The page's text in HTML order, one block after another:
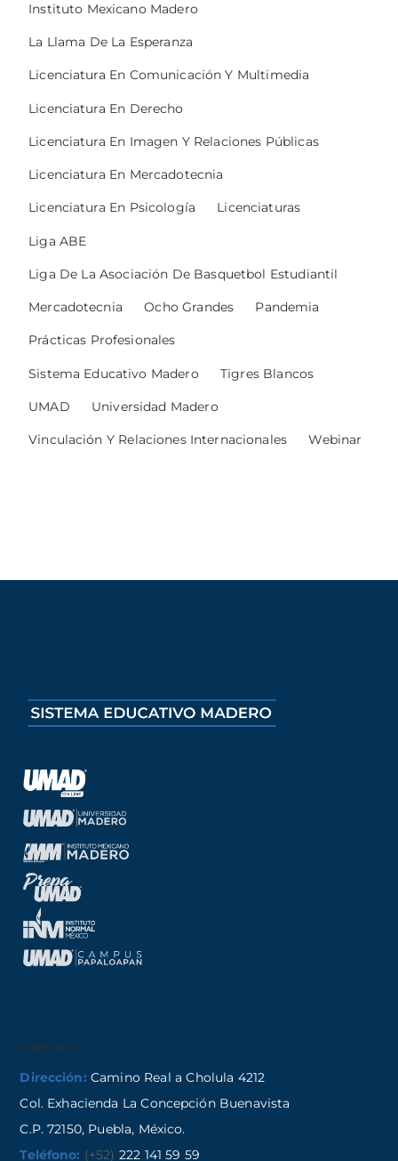
Instituto Mexicano Madero
La Llama De La Esperanza
Licenciatura En Comunicación Y Multimedia
Licenciatura En Derecho
Licenciatura En Imagen Y Relaciones Públicas
Licenciatura En Mercadotecnia
Licenciatura En Psicología Licenciaturas
Liga ABE
Liga De La Asociación De Basquetbol Estudiantil
Mercadotecnia Ocho Grandes Pandemia
Prácticas Profesionales
Sistema Educativo Madero Tigres Blancos
UMAD Universidad Madero
Vinculación Y Relaciones Internacionales Webinar
Contacto
Dirección: Camino Real a Cholula 4212
Col. Exhacienda La Concepción Buenavista
C.P. 72150, Puebla, México.
Teléfono: (+52) 222 141 59 59